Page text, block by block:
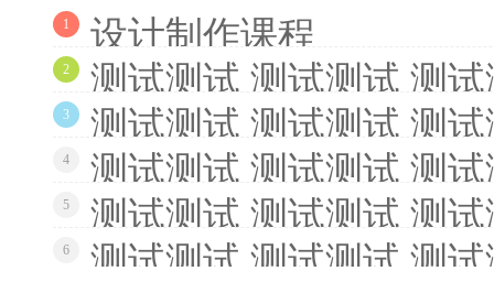
1 设计制作课程
2 测试测试 测试测试 测
3 测试测试 测试测试 测
4 测试测试 测试测试 测
5 测试测试 测试测试 测
6 测试测试 测试测试 测